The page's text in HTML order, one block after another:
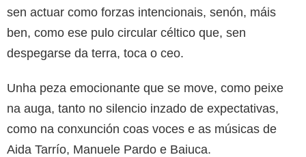
sen actuar como forzas intencionais, senón, máis
ben, como ese pulo circular céltico que, sen
despegarse da terra, toca o ceo.
Unha peza emocionante que se move, como peixe
na auga, tanto no silencio inzado de expectativas,
como na conxunción coas voces e as músicas de
Aida Tarrío, Manuele Pardo e Baiuca.